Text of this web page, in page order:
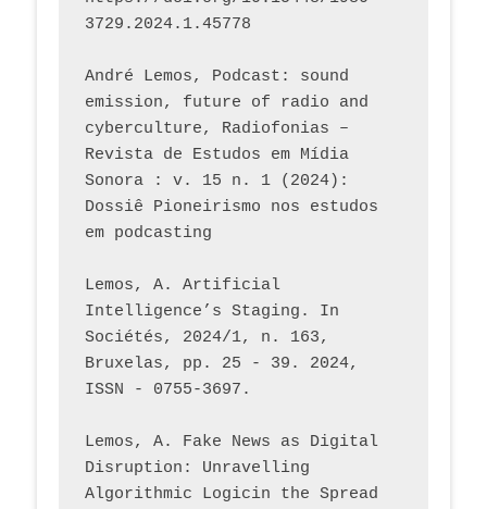
3729.2024.1.45778
André Lemos, Podcast: sound
emission, future of radio and
cyberculture, Radiofonias –
Revista de Estudos em Mídia
Sonora : v. 15 n. 1 (2024):
Dossiê Pioneirismo nos estudos
em podcasting
Lemos, A. Artificial
Intelligence’s Staging. In
Sociétés, 2024/1, n. 163,
Bruxelas, pp. 25 - 39. 2024,
ISSN - 0755-3697.
Lemos, A. Fake News as Digital
Disruption: Unravelling
Algorithmic Logicin the Spread